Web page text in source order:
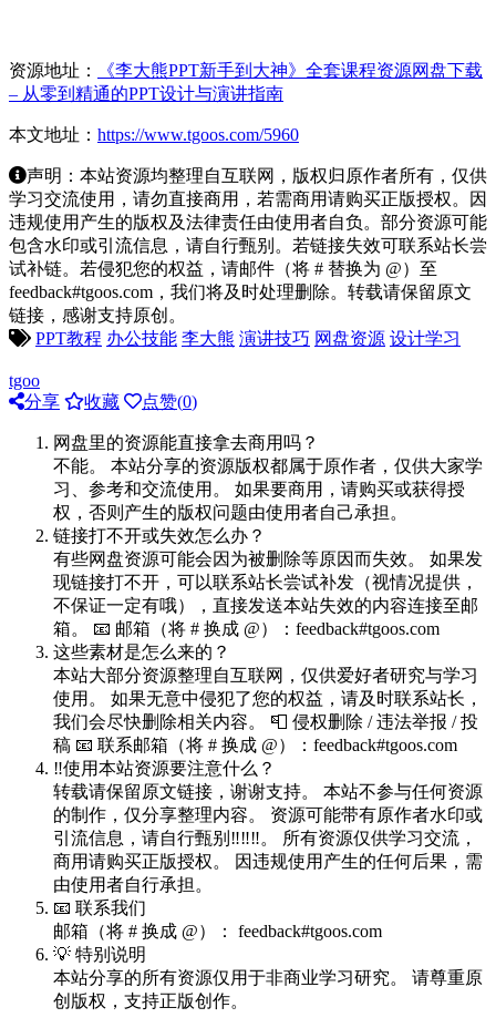
资源地址：
《李大熊PPT新手到大神》全套课程资源网盘下载
– 从零到精通的PPT设计与演讲指南
本文地址： https://www.tgoos.com/5960
声明：本站资源均整理自互联网，版权归原作者所有，仅供
学习交流使用，请勿直接商用，若需商用请购买正版授权。因
违规使用产生的版权及法律责任由使用者自负。部分资源可能
包含水印或引流信息，请自行甄别。若链接失效可联系站长尝
试补链。若侵犯您的权益，请邮件（将 # 替换为 @）至
feedback#tgoos.com，我们将及时处理删除。转载请保留原文
链接，感谢支持原创。
PPT教程 办公技能 李大熊 演讲技巧 网盘资源 设计学习
tgoo
分享
收藏 点赞(0)
网盘里的资源能直接拿去商用吗？
不能。 本站分享的资源版权都属于原作者，仅供大家学
习、参考和交流使用。 如果要商用，请购买或获得授
权，否则产生的版权问题由使用者自己承担。
链接打不开或失效怎么办？
有些网盘资源可能会因为被删除等原因而失效。 如果发
现链接打不开，可以联系站长尝试补发（视情况提供，
不保证一定有哦），直接发送本站失效的内容连接至邮
箱。 📧 邮箱（将 # 换成 @）：feedback#tgoos.com
这些素材是怎么来的？
本站大部分资源整理自互联网，仅供爱好者研究与学习
使用。 如果无意中侵犯了您的权益，请及时联系站长，
我们会尽快删除相关内容。 📮 侵权删除 / 违法举报 / 投
稿 📧 联系邮箱（将 # 换成 @）：feedback#tgoos.com
‼️使用本站资源要注意什么？
转载请保留原文链接，谢谢支持。 本站不参与任何资源
的制作，仅分享整理内容。 资源可能带有原作者水印或
引流信息，请自行甄别‼️‼️‼️。 所有资源仅供学习交流，
商用请购买正版授权。 因违规使用产生的任何后果，需
由使用者自行承担。
📧 联系我们
邮箱（将 # 换成 @）： feedback#tgoos.com
💡 特别说明
本站分享的所有资源仅用于非商业学习研究。 请尊重原
创版权，支持正版创作。